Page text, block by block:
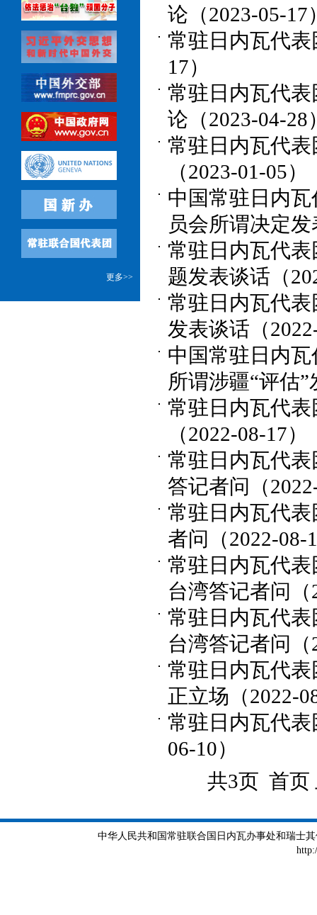
更多>>
论（2023-05-17
常驻日内瓦代
17）
常驻日内瓦代
论（2023-04-28
常驻日内瓦代
（2023-01-05）
中国常驻日内
员会所谓决定
常驻日内瓦代
题发表谈话（
常驻日内瓦代
发表谈话（
中国常驻日内
所谓涉疆“评估
常驻日内瓦代
（2022-08-17）
常驻日内瓦代
答记者问（
常驻日内瓦代
者问（2022-08-
常驻日内瓦代
台湾答记者问（
常驻日内瓦代
台湾答记者问（
常驻日内瓦代
正立场（2022-
常驻日内瓦代
06-10）
共3页 首页
中华人民共和国常驻联合国日内瓦办事处和瑞士